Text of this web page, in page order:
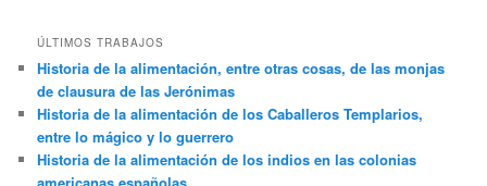
ÚLTIMOS TRABAJOS
Historia de la alimentación, entre otras cosas, de las monjas
de clausura de las Jerónimas
Historia de la alimentación de los Caballeros Templarios,
entre lo mágico y lo guerrero
Historia de la alimentación de los indios en las colonias
americanas españolas